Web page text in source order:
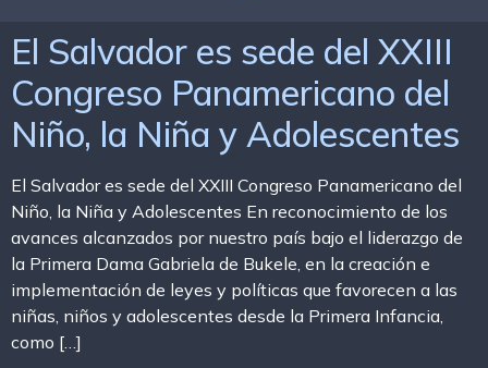
El Salvador es sede del XXIII
Congreso Panamericano del
Niño, la Niña y Adolescentes
El Salvador es sede del XXIII Congreso Panamericano del
Niño, la Niña y Adolescentes En reconocimiento de los
avances alcanzados por nuestro país bajo el liderazgo de
la Primera Dama Gabriela de Bukele, en la creación e
implementación de leyes y políticas que favorecen a las
niñas, niños y adolescentes desde la Primera Infancia,
como […]